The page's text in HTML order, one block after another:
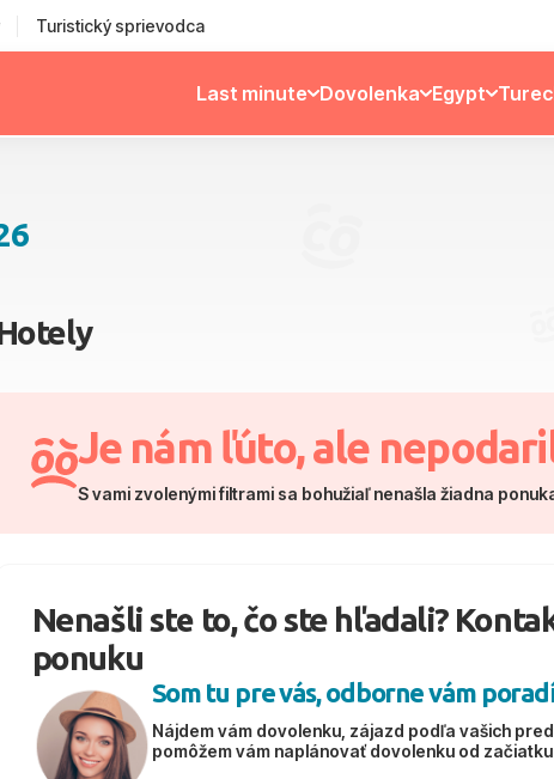
Turistický sprievodca
Last minute Dovolenka Egypt
Je nám ľúto, ale
S vami zvolenými filtrami sa bohužiaľ nenašla žiadna
Nenašli ste to, čo ste hľadali?
ponuku
Som tu pre vás, odborne vám
Nájdem vám dovolenku, zájazd podľa vašich
pomôžem vám naplánovať dovolenku od